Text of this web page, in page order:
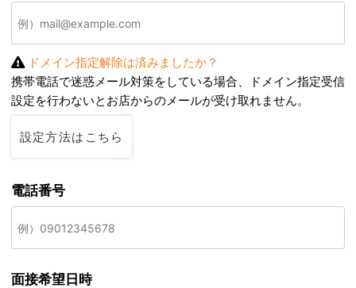
ドメイン指定解除は済みましたか？
携帯電話で迷惑メール対策をしている場合、ドメイン指定受信
設定を行わないとお店からのメールが受け取れません。
設定方法はこちら
電話番号
面接希望日時